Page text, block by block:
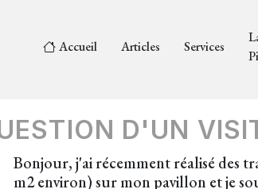
Accueil Articles Services
D'UN
Bonjour, j'ai récemment réalisé des
m2 environ) sur mon pavillon et je